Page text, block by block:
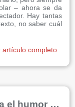
– ahora se da
Hay tantas
no saber cuál
artículo completo
La Función que Sale Mal: llega el humor con mayúsculas a La Latina